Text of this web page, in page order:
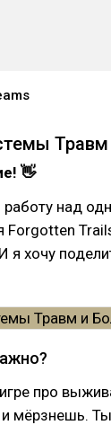
Травм
👋
работу над
Forgotten
я хочу
про
мёрзнешь.